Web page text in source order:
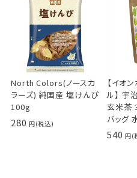
North Colors(ノースカ
ラーズ) 純国産 塩けんぴ
100g
280
【イオ
ル】 宇
玄米茶
バッグ
540